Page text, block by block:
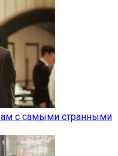
с самыми странными